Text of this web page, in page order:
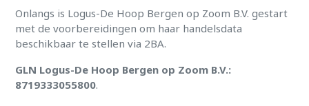
Onlangs is Logus-De Hoop Bergen op Zoom B.V. gestart
met de voorbereidingen om haar handelsdata
beschikbaar te stellen via 2BA.
GLN Logus-De Hoop Bergen op Zoom B.V.:
8719333055800.